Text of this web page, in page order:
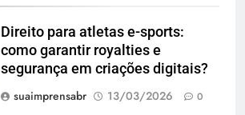
Direito para atletas e-sports:
como garantir royalties e
segurança em criações digitais?
suaimprensabr
13/03/2026 0